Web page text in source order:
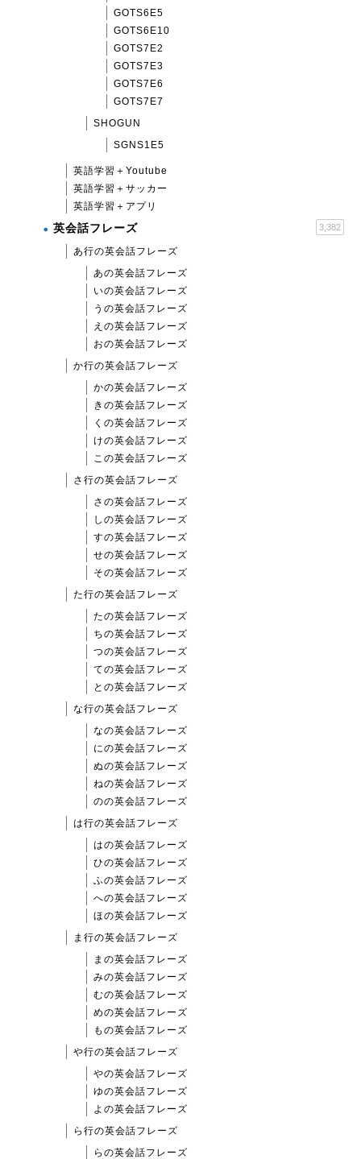
GOTS6E5
GOTS6E10
GOTS7E2
GOTS7E3
GOTS7E6
GOTS7E7
SHOGUN
SGNS1E5
英語学習＋Youtube
英語学習＋サッカー
英語学習＋アプリ
英会話フレーズ 3,382
あ行の英会話フレーズ
あの英会話フレーズ
いの英会話フレーズ
うの英会話フレーズ
えの英会話フレーズ
おの英会話フレーズ
か行の英会話フレーズ
かの英会話フレーズ
きの英会話フレーズ
くの英会話フレーズ
けの英会話フレーズ
この英会話フレーズ
さ行の英会話フレーズ
さの英会話フレーズ
しの英会話フレーズ
すの英会話フレーズ
せの英会話フレーズ
その英会話フレーズ
た行の英会話フレーズ
たの英会話フレーズ
ちの英会話フレーズ
つの英会話フレーズ
ての英会話フレーズ
との英会話フレーズ
な行の英会話フレーズ
なの英会話フレーズ
にの英会話フレーズ
ぬの英会話フレーズ
ねの英会話フレーズ
のの英会話フレーズ
は行の英会話フレーズ
はの英会話フレーズ
ひの英会話フレーズ
ふの英会話フレーズ
への英会話フレーズ
ほの英会話フレーズ
ま行の英会話フレーズ
まの英会話フレーズ
みの英会話フレーズ
むの英会話フレーズ
めの英会話フレーズ
もの英会話フレーズ
や行の英会話フレーズ
やの英会話フレーズ
ゆの英会話フレーズ
よの英会話フレーズ
ら行の英会話フレーズ
らの英会話フレーズ